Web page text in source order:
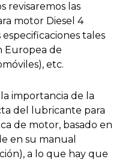
revisaremos las
motor Diesel 4
tales
Europea de
etc.
importancia de la
del lubricante para
de motor, basado en
en su manual
a lo que hay que